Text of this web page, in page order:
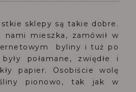
sklepy są takie dobre.
mieszka, zamówił w
byliny i tuż po
połamane, zwiędłe i
papier. Osobiście wolę
pionowo, tak jak w